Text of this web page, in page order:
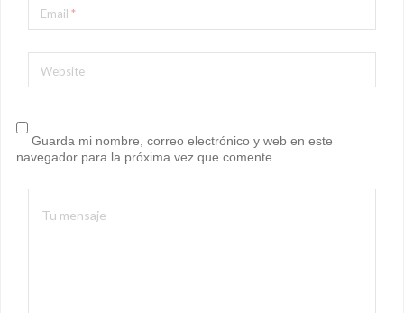
Email *
Website
Guarda mi nombre, correo electrónico y web en este
navegador para la próxima vez que comente.